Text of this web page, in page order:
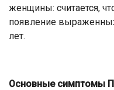
женщины: считается,
появление
лет.
Основные симптомы